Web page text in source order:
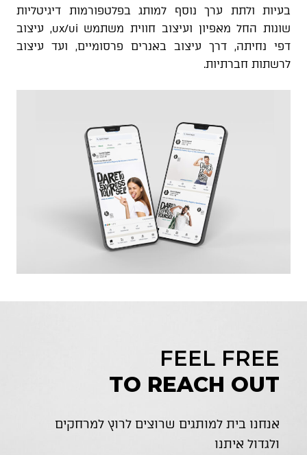
בעיות ולתת ערך נוסף למותג בפלטפורמות דיגיטליות
שונות החל מאפיון ועיצוב חווית משתמש ux/ui, עיצוב
דפי נחיתה, דרך עיצוב באנרים פרסומיים, ועד עיצוב
לרשתות חברתיות.
FEEL FREE
TO REACH OUT
אנחנו בית למותגים שרוצים לרוץ למרחקים
ולגדול איתנו